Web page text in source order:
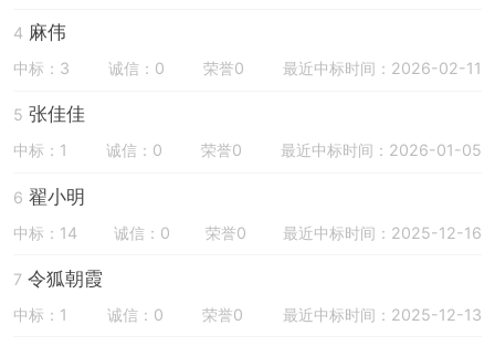
4 麻伟
中标：3 诚信：0 荣誉0 最近中标时间：2026-02-11
5 张佳佳
中标：1 诚信：0 荣誉0 最近中标时间：2026-01-05
6 翟小明
中标：14 诚信：0 荣誉0 最近中标时间：2025-12-16
7 令狐朝霞
中标：1 诚信：0 荣誉0 最近中标时间：2025-12-13